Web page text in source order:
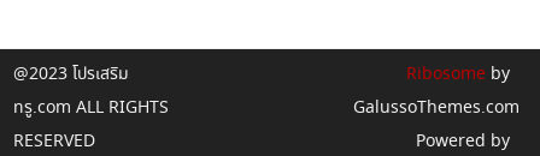
@2023 โปรเสริม
ทรู.com ALL RIGHTS
RESERVED
Ribosomeby
GalussoThemes.com
Powered by